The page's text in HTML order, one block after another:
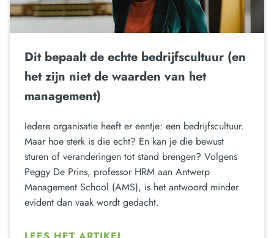
Dit bepaalt de echte bedrijfscultuur (en
het zijn niet de waarden van het
management)
Iedere organisatie heeft er eentje: een bedrijfscultuur.
Maar hoe sterk is die echt? En kan je die bewust
sturen of veranderingen tot stand brengen? Volgens
Peggy De Prins, professor HRM aan Antwerp
Management School (AMS), is het antwoord minder
evident dan vaak wordt gedacht.